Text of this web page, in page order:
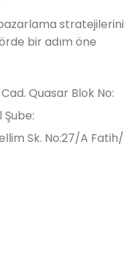
stratejilerini
bir adım öne
Quasar Blok No:
Şube:
Sk. No:27/A Fatih/